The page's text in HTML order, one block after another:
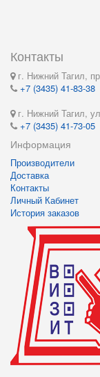
Контакты
г. Нижний Тагил,
+7 (3435) 41-83-38
г. Нижний Тагил,
+7 (3435) 41-73-05
Информация
Производители
Доставка
Контакты
Личный Кабинет
История заказов